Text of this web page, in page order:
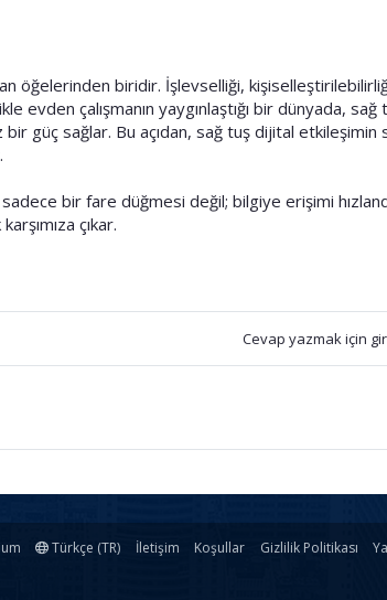
öğelerinden biridir. İşlevselliği, kişiselleştirilebilirliği
evden çalışmanın yaygınlaştığı bir dünyada,
güç sağlar. Bu açıdan, sağ tuş dijital etkileşimin
bir fare düğmesi değil; bilgiye erişimi
çıkar.
Cevap yazmak için
Türkçe (TR) İletişim Koşullar Gizlilik Politikası